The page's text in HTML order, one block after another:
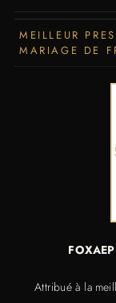
MEILLEUR
MARIAGE DE
Attribué à la